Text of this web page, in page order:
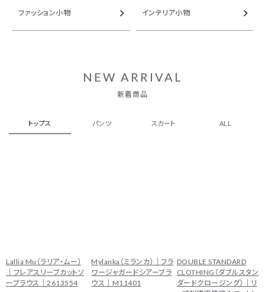
ファッション小物 インテリア小物
NEW ARRIVAL
新着商品
トップス パンツ スカート ALL
Lallia Mu（ラリア・ムー）
｜フレアスリーブカットソ
ーブラウス｜2613554
Mylanka（ミランカ）｜フラ
ワージャガードシアーブラ
ウス｜M11401
DOUBLE STANDARD
CLOTHING（ダブルスタン
ダードクロージング）｜リ